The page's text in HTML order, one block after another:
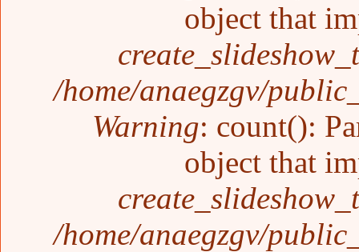
object that
/home/anaegzgv/
Warning: count():
object that
/home/anaegzgv/